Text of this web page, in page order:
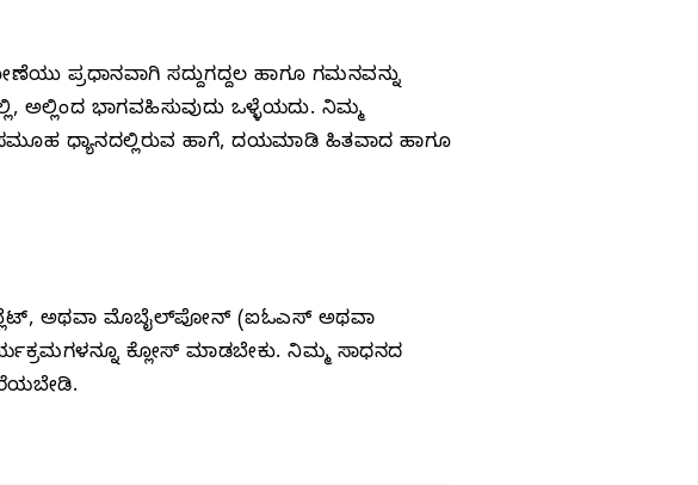
ಪ್ರಧಾನವಾಗಿ ಸದ್ದುಗದ್ದಲ ಹಾಗೂ ಗಮನವನ್ನು
ಅಲ್ಲಿಂದ ಭಾಗವಹಿಸುವುದು ಒಳ್ಳೆಯದು. ನಿಮ್ಮ
ಸಮೂಹ ಧ್ಯಾನದಲ್ಲಿರುವ ಹಾಗೆ, ದಯಮಾಡಿ ಹಿತವಾದ ಹಾಗೂ
ಅಥವಾ ಮೊಬೈಲ್‌ಪೋನ್‌ (ಐಓಎಸ್‌ ಅಥವಾ
ಕ್ಲೋಸ್‌ ಮಾಡಬೇಕು. ನಿಮ್ಮ ಸಾಧನದ